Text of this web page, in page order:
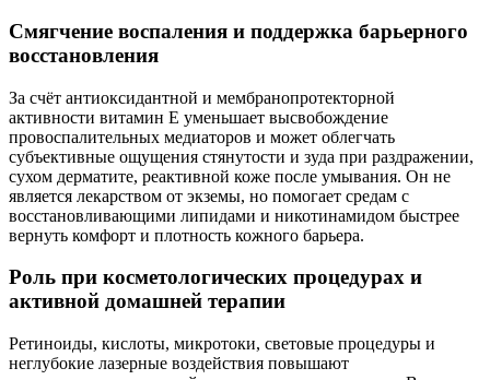
Смягчение воспаления и поддержка барьерного
восстановления
За счёт антиоксидантной и мембранопротекторной
активности витамин E уменьшает высвобождение
провоспалительных медиаторов и может облегчать
субъективные ощущения стянутости и зуда при раздражении,
сухом дерматите, реактивной коже после умывания. Он не
является лекарством от экземы, но помогает средам с
восстановливающими липидами и никотинамидом быстрее
вернуть комфорт и плотность кожного барьера.
Роль при косметологических процедурах и
активной домашней терапии
Ретиноиды, кислоты, микротоки, световые процедуры и
неглубокие лазерные воздействия повышают